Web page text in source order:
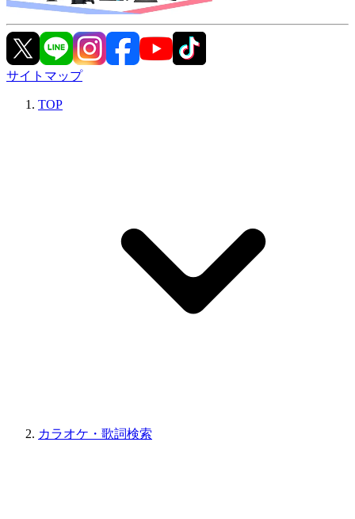
サイトマップ
TOP
カラオケ・歌詞検索